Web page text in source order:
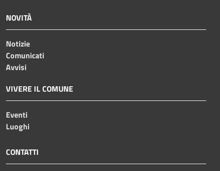
NOVITÀ
Notizie
Comunicati
Avvisi
VIVERE IL COMUNE
Eventi
Luoghi
CONTATTI